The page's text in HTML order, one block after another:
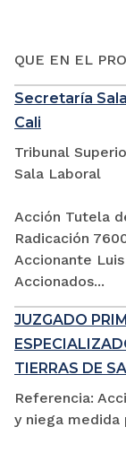
QUE EN EL
Secretaría
Cali
Tribunal
Sala Laboral
Acción Tutela
Radicación
Accionante
Accionados...
JUZGADO
TIERRAS DE
Referencia:
y niega medida